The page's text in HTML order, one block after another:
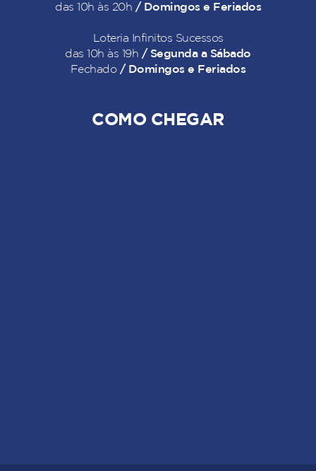
das 10h às 20h / Domingos e Feriados
Loteria Infinitos Sucessos
das 10h às 19h / Segunda a Sábado
Fechado / Domingos e Feriados
COMO CHEGAR